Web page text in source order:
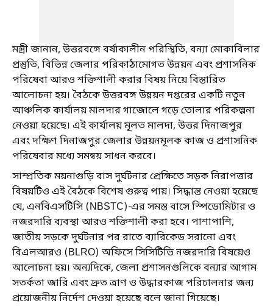
মন্ত্রী জানান, উত্তরবঙ্গে বর্ষাকালীন পরিস্থিতি, বন্যা মোকাবিলার
প্রস্তুতি, বিভিন্ন জেলার পরিকাঠামোগত উন্নয়ন এবং প্রশাসনিক
পরিষেবা আরও শক্তিশালী করার বিষয় নিয়ে বিস্তারিত
আলোচনা হয়। বৈঠকে উত্তরবঙ্গ উন্নয়ন দপ্তরের একটি নতুন
আঞ্চলিক কার্যালয় মালদার গাজোলে গড়ে তোলার পরিকল্পনা
নেওয়া হয়েছে। এই কার্যালয় মূলত মালদা, উত্তর দিনাজপুর
এবং দক্ষিণ দিনাজপুর জেলার উন্নয়নমূলক কাজ ও প্রশাসনিক
পরিষেবার মধ্যে সমন্বয় সাধন করবে।
সাম্প্রতিক ময়নাগুড়ি বাস দুর্ঘটনার প্রেক্ষিতে সড়ক নিরাপত্তার
বিষয়টিও এই বৈঠকে বিশেষ গুরুত্ব পায়। সিদ্ধান্ত নেওয়া হয়েছে
যে, এনবিএসটিসি (NBSTC)-এর সমস্ত বাসে স্পিডোমিটার ও
নজরদারি ব্যবস্থা আরও শক্তিশালী করা হবে। পাশাপাশি,
জাতীয় সড়কে দুর্ঘটনার পর রাতে ব্যারিকেড সরানো এবং
বিএলআরও (BLRO) অফিসে সিসিটিভি নজরদারি বিষয়েও
আলোচনা হয়। অন্যদিকে, জেলা প্রশাসনগুলিকে বন্যার আগাম
সতর্কতা জারি এবং দ্রুত ত্রাণ ও উদ্ধারকাজ পরিচালনার জন্য
প্রয়োজনীয় নির্দেশ দেওয়া হয়েছে বলে জানা গিয়েছে।